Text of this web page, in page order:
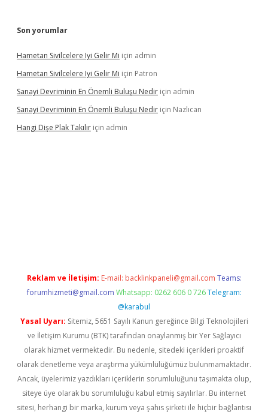
Son yorumlar
Hametan Sivilcelere Iyi Gelir Mi için admin
Hametan Sivilcelere Iyi Gelir Mi için Patron
Sanayi Devriminin En Önemli Buluşu Nedir için admin
Sanayi Devriminin En Önemli Buluşu Nedir için Nazlıcan
Hangi Dişe Plak Takılır için admin
Reklam ve İletişim: E-mail: backlinkpaneli@gmail.com Teams:
forumhizmeti@gmail.com Whatsapp: 0262 606 0 726 Telegram:
@karabul
Yasal Uyarı: Sitemiz, 5651 Sayılı Kanun gereğince Bilgi Teknolojileri
ve İletişim Kurumu (BTK) tarafından onaylanmış bir Yer Sağlayıcı
olarak hizmet vermektedir. Bu nedenle, sitedeki içerikleri proaktif
olarak denetleme veya araştırma yükümlülüğümüz bulunmamaktadır.
Ancak, üyelerimiz yazdıkları içeriklerin sorumluluğunu taşımakta olup,
siteye üye olarak bu sorumluluğu kabul etmiş sayılırlar. Bu internet
sitesi, herhangi bir marka, kurum veya şahıs şirketi ile hiçbir bağlantısı